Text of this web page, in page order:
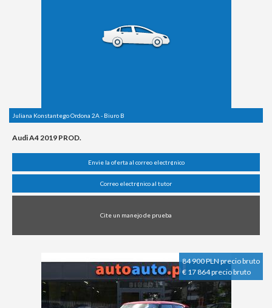
Juliana Konstantego Ordona 2A - Biuro B
Audi A4 2019 PROD.
Envie la oferta al correo electr¢nico
Correo electr¢nico al tutor
Cite un manejo de prueba
84 900 PLN precio bruto
€ 17 864 precio bruto